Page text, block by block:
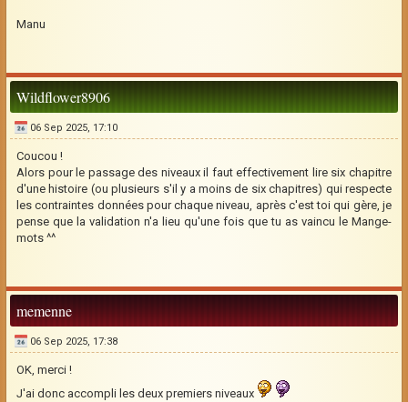
Manu
Wildflower8906
06 Sep 2025, 17:10
Coucou !
Alors pour le passage des niveaux il faut effectivement lire six chapitre
d'une histoire (ou plusieurs s'il y a moins de six chapitres) qui respecte
les contraintes données pour chaque niveau, après c'est toi qui gère, je
pense que la validation n'a lieu qu'une fois que tu as vaincu le Mange-
mots ^^
memenne
06 Sep 2025, 17:38
OK, merci !
J'ai donc accompli les deux premiers niveaux